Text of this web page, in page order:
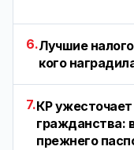
6.Лучшие
кого
7.КР
гражданства:
прежнего